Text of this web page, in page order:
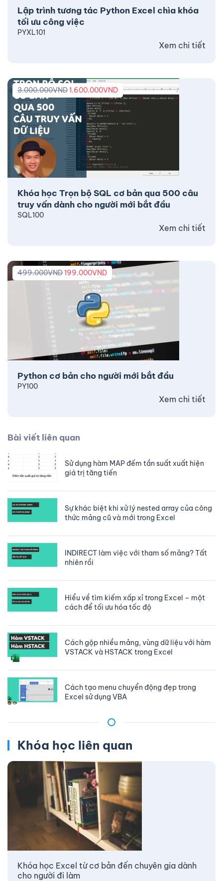
Lập trình tương tác Python Excel chìa khóa
tối ưu công việc
PYXL101
Xem chi tiết
Khóa học Trọn bộ SQL cơ bản qua 500 câu
truy vấn dành cho người mới bắt đầu
3.000.000VND1.600.000VND
SQL100
Xem chi tiết
Python cơ bản cho người mới bắt đầu
499.000VND199.000VND
PY100
Xem chi tiết
Bài viết liên quan
Sử dụng hàm MAP đếm tần suất xuất hiện
giá trị tăng tiến
Sự khác biệt khi xử lý nested array của công
thức mảng cũ và mới trong Excel
INDIRECT làm việc với tham số mảng? Tất
nhiên rồi
Hiểu về tìm kiếm xấp xỉ trong Excel – một
cách để tối ưu hóa tốc độ
Cách gộp nhiều mảng, vùng dữ liệu với hàm
VSTACK và HSTACK trong Excel
Cách tạo menu chuyển động đẹp trong
Excel sử dụng VBA
Khóa học liên quan
Khóa học Excel từ cơ bản đến chuyên gia dành
cho người đi làm